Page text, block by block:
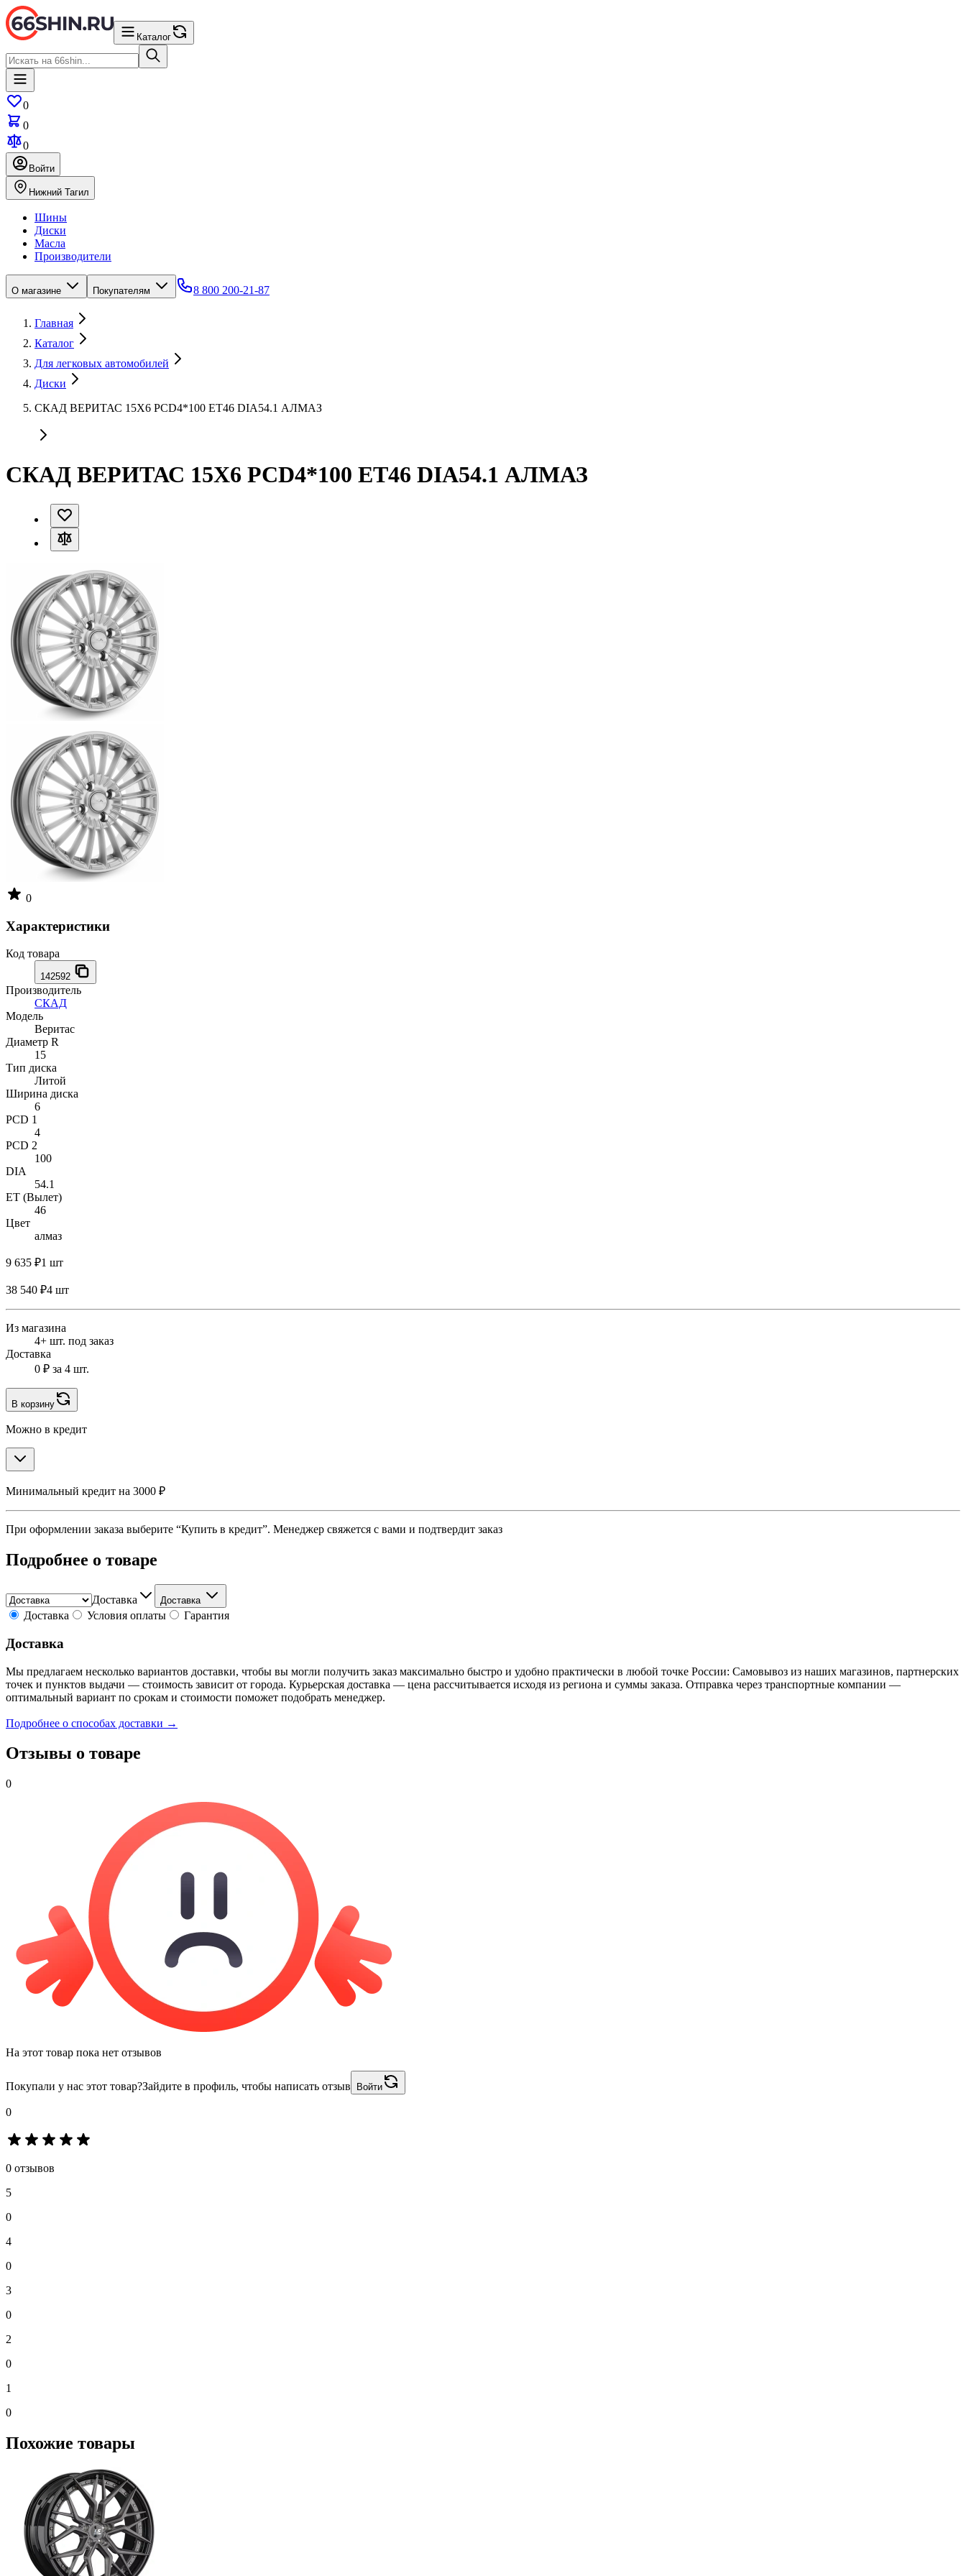
Каталог
0
0
0
Войти
Нижний Тагил
Шины
Диски
Масла
Производители
О магазине Покупателям 8 800 200-21-87
Главная
Каталог
Для легковых автомобилей
Диски
СКАД ВЕРИТАС 15X6 PCD4*100 ET46 DIA54.1 АЛМАЗ
СКАД ВЕРИТАС 15X6 PCD4*100 ET46 DIA54.1 АЛМАЗ
0
Характеристики
Код товара
142592
Производитель
СКАД
Модель
Веритас
Диаметр R
15
Тип диска
Литой
Ширина диска
6
PCD 1
4
PCD 2
100
DIA
54.1
ET (Вылет)
46
Цвет
алмаз
9 635 ₽1 шт
38 540 ₽4 шт
Из магазина
4+ шт. под заказ
Доставка
0 ₽ за 4 шт.
В корзину
Можно в кредит
Минимальный кредит на 3000 ₽
При оформлении заказа выберите “Купить в кредит”. Менеджер свяжется с вами и подтвердит заказ
Подробнее о товаре
Доставка Доставка
Доставка Условия оплаты Гарантия
Доставка
Мы предлагаем несколько вариантов доставки, чтобы вы могли получить заказ максимально быстро и удобно практически в любой точке России: Самовывоз из наших магазинов, партнерских
точек и пунктов выдачи — стоимость зависит от города. Курьерская доставка — цена рассчитывается исходя из региона и суммы заказа. Отправка через транспортные компании —
оптимальный вариант по срокам и стоимости поможет подобрать менеджер.
Подробнее о способах доставки →
Отзывы о товаре
0
На этот товар пока нет отзывов
Покупали у нас этот товар?Зайдите в профиль, чтобы написать отзыв Войти
0
0 отзывов
5
0
4
0
3
0
2
0
1
0
Похожие товары